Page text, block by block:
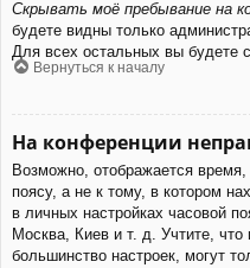
Скрывать моё пребывание на
будете видны только
Для всех остальных вы будете
Вернуться к началу
На конференции
Возможно, отображается
поясу, а не к тому, в котором
в личных настройках часовой
Москва, Киев и т. д. Учтите, что
большинство настроек, могут